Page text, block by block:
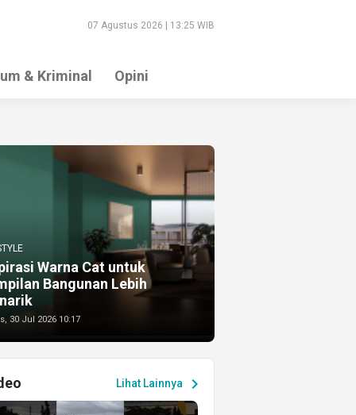
07 Agustus 2026 | 13:25 WIB
& Kriminal Opini
Warna Cat untuk
Bangunan Lebih
30 Jul 2026 10:17
Lihat Lainnya chevron_right